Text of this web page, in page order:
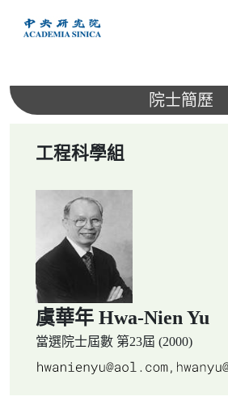
內
院士簡歷
工程科學組
虞華年 Hwa-Nien Yu
當選院士屆數 第23屆 (2000)